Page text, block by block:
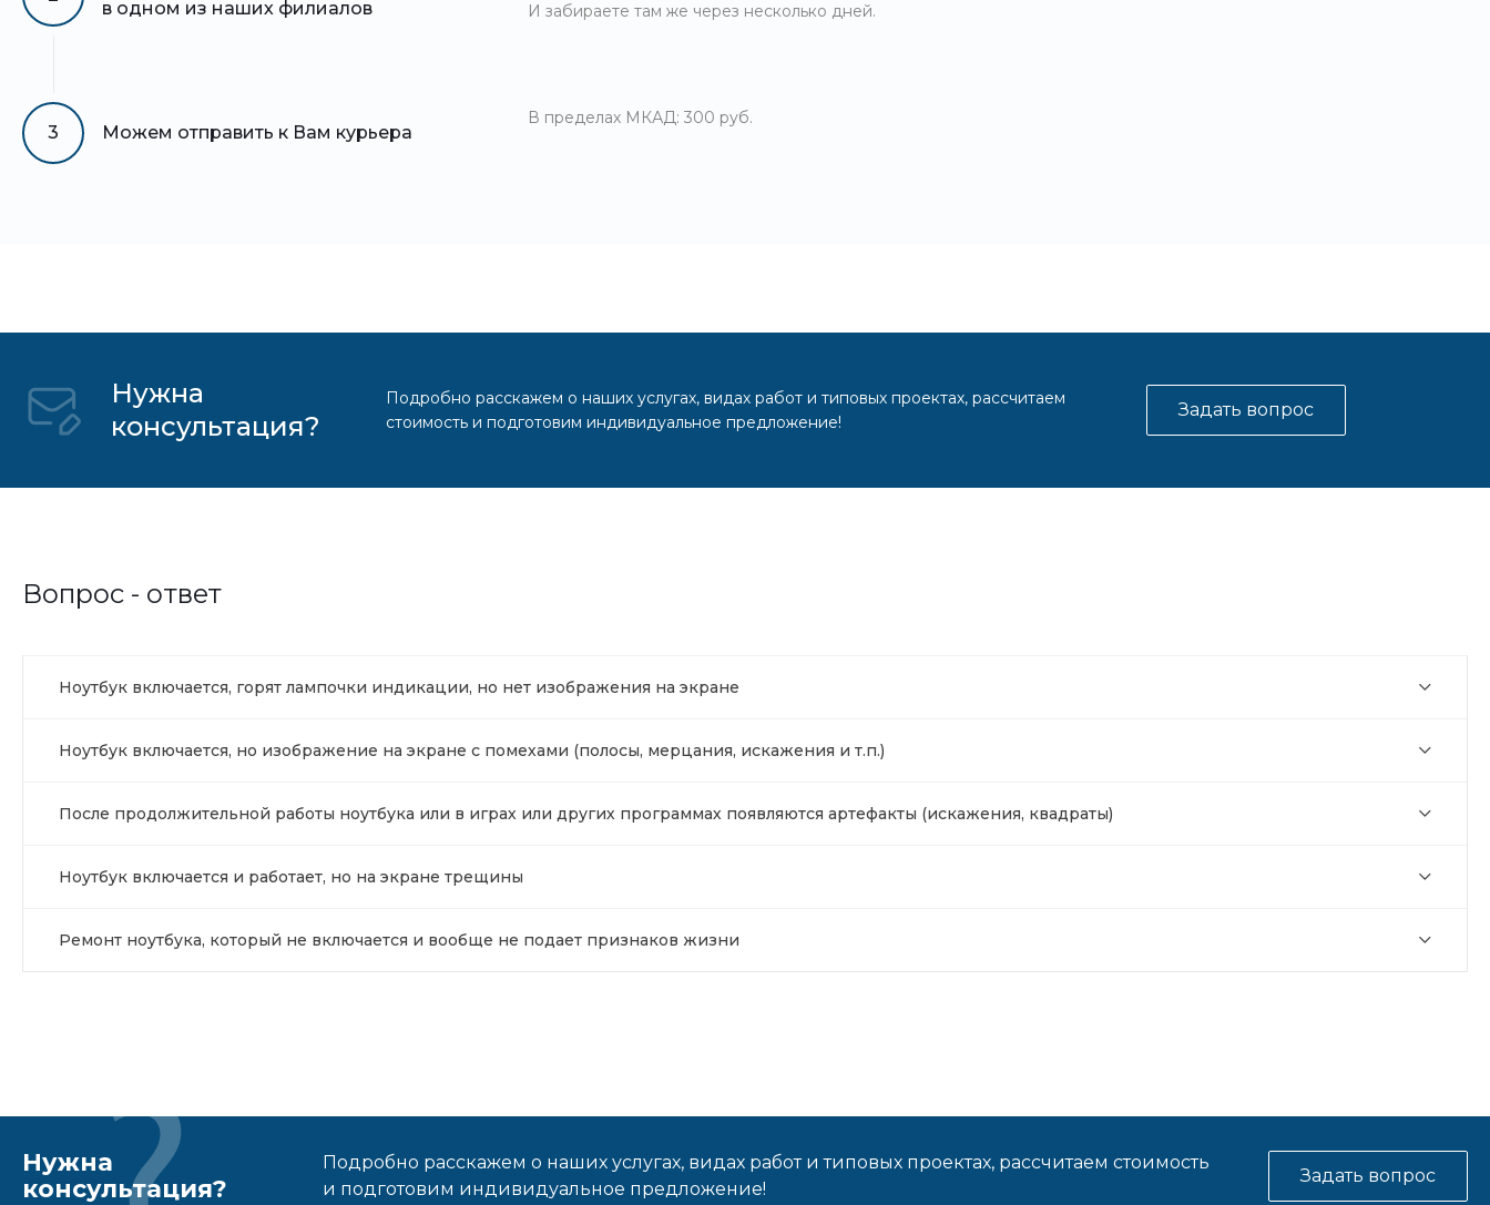
в одном из наших филиалов
И забираете там же через несколько дней.
3 Можем отправить к Вам курьера
В пределах МКАД: 300 руб.
Нужна
консультация?
Подробно расскажем о наших услугах, видах работ и типовых проектах, рассчитаем
стоимость и подготовим индивидуальное предложение!
Задать вопрос
Вопрос - ответ
Ноутбук включается, горят лампочки индикации, но нет изображения на экране
Ноутбук включается, но изображение на экране с помехами (полосы, мерцания, искажения и т.п.)
После продолжительной работы ноутбука или в играх или других программах появляются артефакты (искажения, квадраты)
Ноутбук включается и работает, но на экране трещины
Ремонт ноутбука, который не включается и вообще не подает признаков жизни
Нужна
консультация?
Подробно расскажем о наших услугах, видах работ и типовых проектах, рассчитаем стоимость
и подготовим индивидуальное предложение!
Задать вопрос